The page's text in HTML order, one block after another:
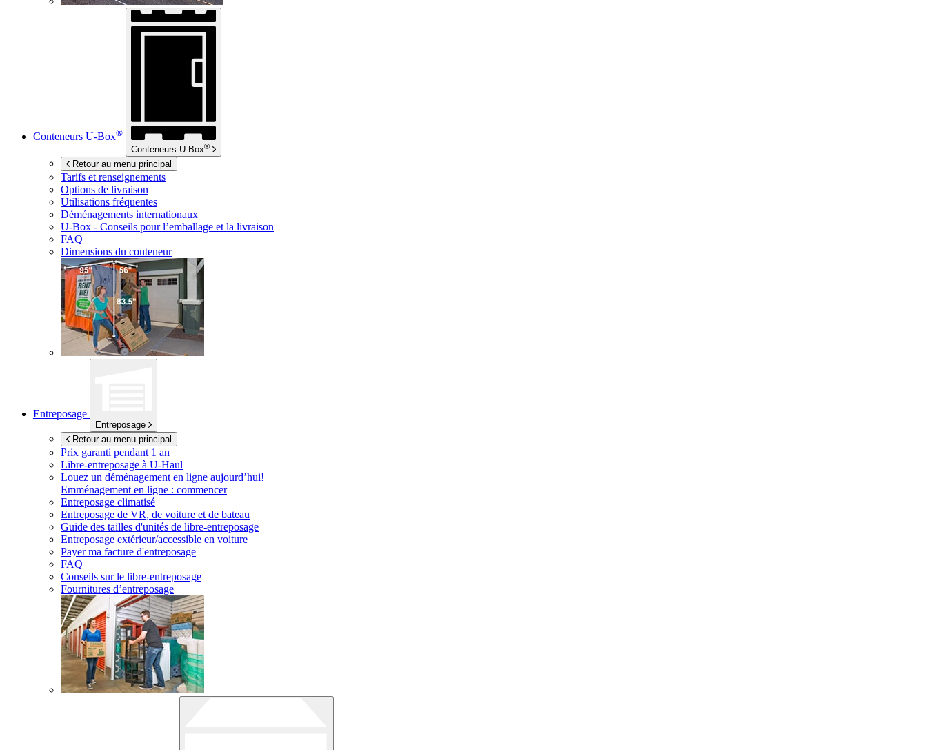
Conteneurs U-Box®
Conteneurs U-Box®
Retour au menu principal
Tarifs et renseignements
Options de livraison
Utilisations fréquentes
Déménagements internationaux
U-Box - Conseils pour l’emballage et la livraison
FAQ
Dimensions du conteneur
Entreposage
Entreposage
Retour au menu principal
Prix garanti pendant 1 an
Libre-entreposage à U-Haul
Louez un déménagement en ligne aujourd’hui!
Emménagement en ligne : commencer
Entreposage climatisé
Entreposage de VR, de voiture et de bateau
Guide des tailles d'unités de libre-entreposage
Entreposage extérieur/accessible en voiture
Payer ma facture d'entreposage
FAQ
Conseils sur le libre-entreposage
Fournitures d’entreposage